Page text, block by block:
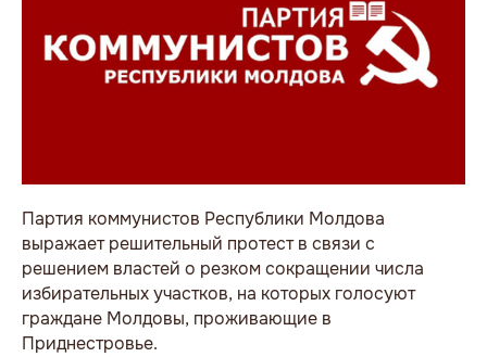
Партия коммунистов Республики Молдова
выражает решительный протест в связи с
решением властей о резком сокращении числа
избирательных участков, на которых голосуют
граждане Молдовы, проживающие в
Приднестровье.